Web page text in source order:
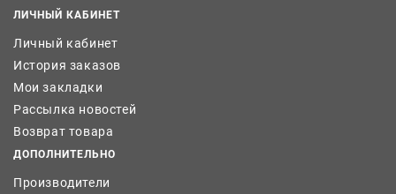
ЛИЧНЫЙ КАБИНЕТ
Личный кабинет
История заказов
Мои закладки
Рассылка новостей
Возврат товара
ДОПОЛНИТЕЛЬНО
Производители